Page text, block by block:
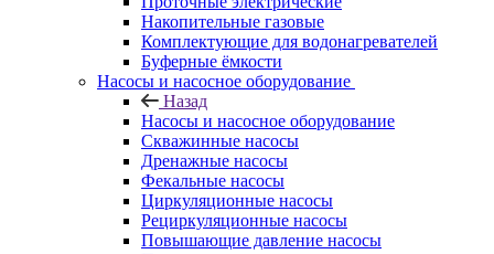
Накопительные газовые
Комплектующие для водонагревателей
Буферные ёмкости
Насосы и насосное оборудование
Назад
Насосы и насосное оборудование
Скважинные насосы
Дренажные насосы
Фекальные насосы
Циркуляционные насосы
Рециркуляционные насосы
Повышающие давление насосы